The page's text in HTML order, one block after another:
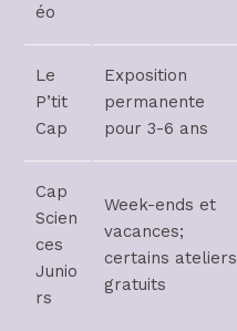
éo
Le
P’tit
Cap
Exposition
permanente
pour 3-6 ans
Cap
Scien
ces
Junio
rs
Week-ends et
vacances;
certains ateliers
gratuits